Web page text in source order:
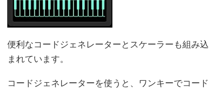
便利なコードジェネレーターとスケーラーも組み込
まれています。
コードジェネレーターを使うと、ワンキーでコード